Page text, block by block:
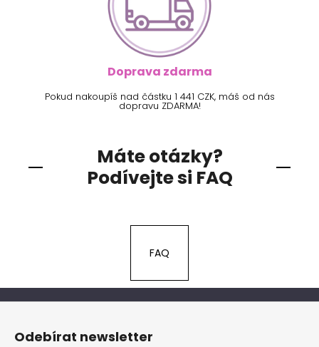
Doprava zdarma
Pokud nakoupíš nad částku 1 441 CZK, máš od nás
dopravu ZDARMA!
Máte otázky?
Podívejte si FAQ
FAQ
Z
Odebírat newsletter